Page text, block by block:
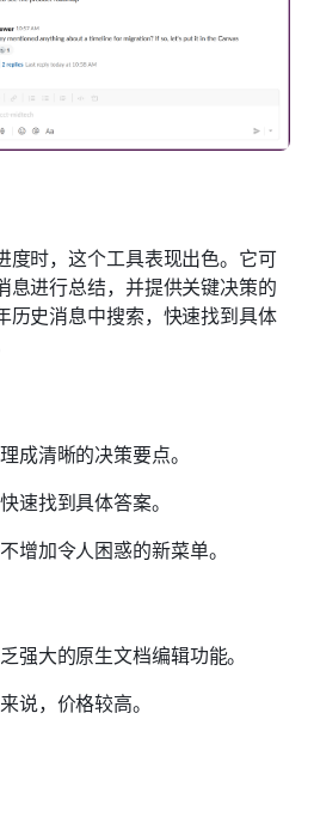
度时，这个工具表现出色。它可
息进行总结，并提供关键决策的
历史消息中搜索，快速找到具体
成清晰的决策要点。
速找到具体答案。
增加令人困惑的新菜单。
强大的原生文档编辑功能。
说，价格较高。